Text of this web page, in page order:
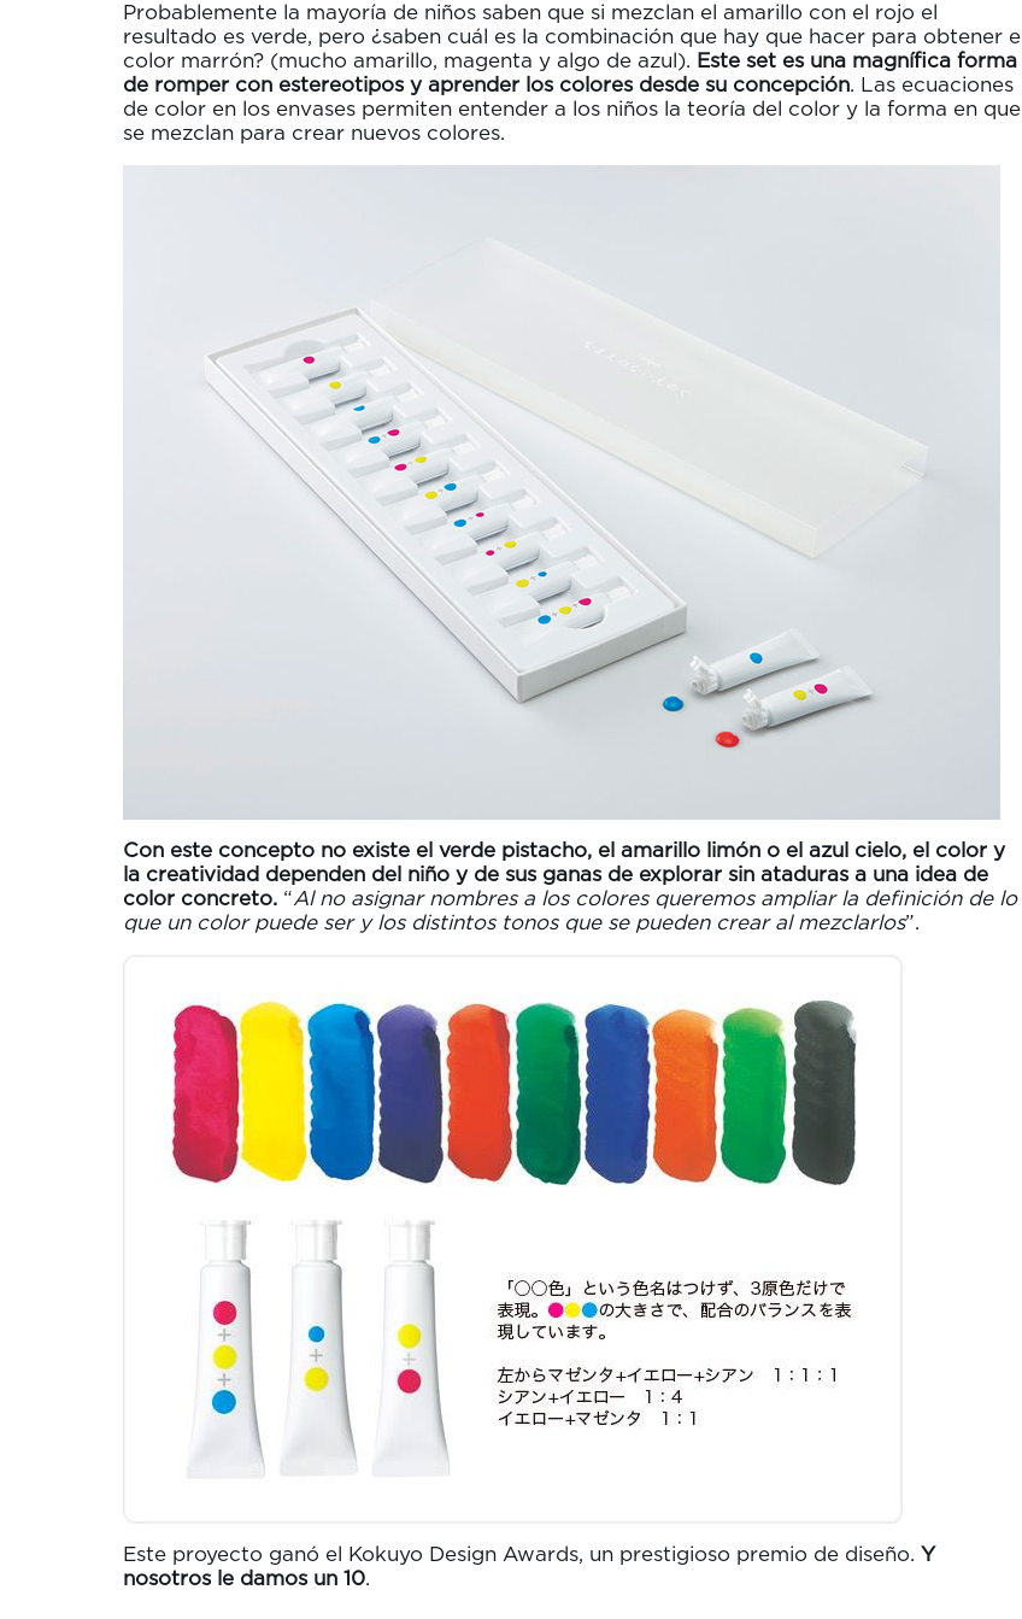
Probablemente la mayoría de niños saben que si mezclan el amarillo con el rojo el
resultado es verde, pero ¿saben cuál es la combinación que hay que hacer para obtener el
color marrón? (mucho amarillo, magenta y algo de azul). Este set es una magnífica forma
de romper con estereotipos y aprender los colores desde su concepción. Las ecuaciones
de color en los envases permiten entender a los niños la teoría del color y la forma en que
se mezclan para crear nuevos colores.
Con este concepto no existe el verde pistacho, el amarillo limón o el azul cielo, el color y
la creatividad dependen del niño y de sus ganas de explorar sin ataduras a una idea de
color concreto. “Al no asignar nombres a los colores queremos ampliar la definición de lo
que un color puede ser y los distintos tonos que se pueden crear al mezclarlos”.
Este proyecto ganó el Kokuyo Design Awards, un prestigioso premio de diseño. Y
nosotros le damos un 10.